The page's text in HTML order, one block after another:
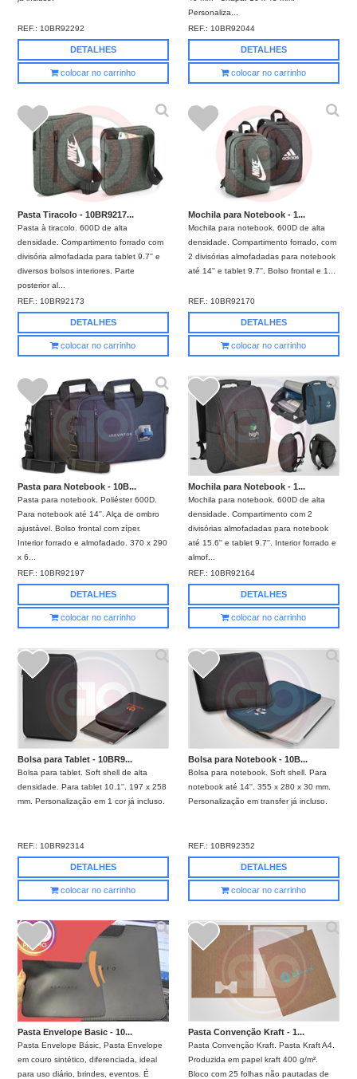
REF.: 10BR92292
DETALHES
colocar no carrinho
Personaliza...
REF.: 10BR92044
DETALHES
colocar no carrinho
Pasta Tiracolo - 10BR9217...
Pasta à tiracolo. 600D de alta
densidade. Compartimento forrado com
divisória almofadada para tablet 9.7'' e
diversos bolsos interiores. Parte
posterior al...
REF.: 10BR92173
DETALHES
colocar no carrinho
Mochila para Notebook - 1...
Mochila para notebook. 600D de alta
densidade. Compartimento forrado, com
2 divisórias almofadadas para notebook
até 14'' e tablet 9.7''. Bolso frontal e 1...
REF.: 10BR92170
DETALHES
colocar no carrinho
Pasta para Notebook - 10B...
Pasta para notebook. Poliéster 600D.
Para notebook até 14''. Alça de ombro
ajustável. Bolso frontal com zíper.
Interior forrado e almofadado. 370 x 290
x 6...
REF.:10BR92197
DETALHES
colocar no carrinho
Mochila para Notebook - 1...
Mochila para notebook. 600D de alta
densidade. Compartimento com 2
divisórias almofadadas para notebook
até 15.6'' e tablet 9.7''. Interior forrado e
almof...
REF.:10BR92164
DETALHES
colocar no carrinho
Bolsa para Tablet - 10BR9...
Bolsa para tablet. Soft shell de alta
densidade. Para tablet 10.1''. 197 x 258
mm. Personalização em 1 cor já incluso.
REF.: 10BR92314
DETALHES
colocar no carrinho
Bolsa para Notebook - 10B...
Bolsa para notebook. Soft shell. Para
notebook até 14''. 355 x 280 x 30 mm.
Personalização em transfer já incluso.
REF.: 10BR92352
DETALHES
colocar no carrinho
Pasta Envelope Basic - 10...
Pasta Envelope Básic, Pasta Envelope
em couro sintético, diferenciada, ideal
para uso diário, brindes, eventos. É
Pasta Convenção Kraft - 1...
Pasta Convenção Kraft. Pasta Kraft A4.
Produzida em papel kraft 400 g/m².
Bloco com 25 folhas não pautadas de